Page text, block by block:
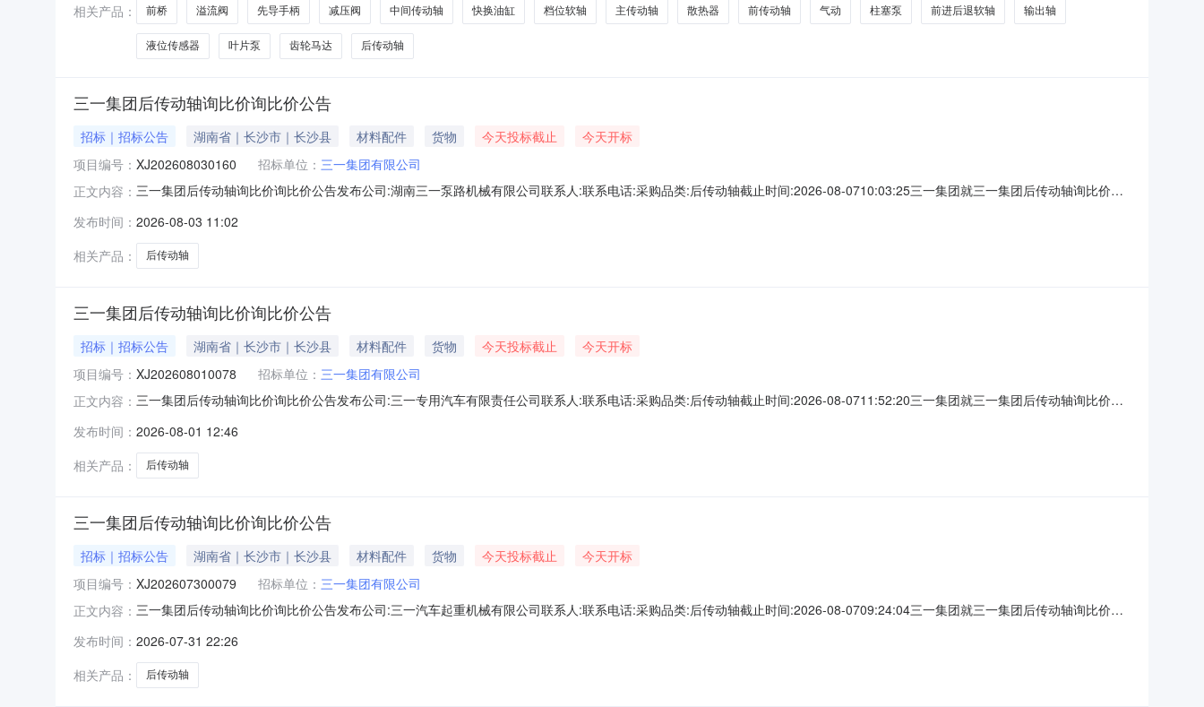
相关产品：
前桥 溢流阀 先导手柄 减压阀 中间传动轴 快换油缸 档位软轴 主传动轴 散热器 前传动轴 气动 柱塞泵 前进后退软轴 输出轴
液位传感器 叶片泵 齿轮马达 后传动轴
三一集团后传动轴询比价询比价公告
招标｜招标公告 湖南省｜长沙市｜长沙县 材料配件 货物 今天投标截止
今天开标
项目编号： XJ202608030160 招标单位： 三一集团有限公司
正文内容： 三一集团后传动轴询比价询比价公告发布公司:湖南三一泵路机械有限公司联系人:联系电话:采购品类:后传动轴截止时间:2026-08-0710:03:25三一集团就三一集团后传动轴询比价在
求：1、投标单位必须对投标的物料技术要求全部进行确认后才能参加。2、投标单位不得给他人借、卖或挂靠资质，如有此种情况，经查证核实后，立即取消其投标资格，并纳入黑
名单。3
发布时间： 2026-08-03 11:02
相关产品：
后传动轴
三一集团后传动轴询比价询比价公告
招标｜招标公告 湖南省｜长沙市｜长沙县 材料配件 货物 今天投标截止
今天开标
项目编号： XJ202608010078 招标单位： 三一集团有限公司
正文内容： 三一集团后传动轴询比价询比价公告发布公司:三一专用汽车有限责任公司联系人:联系电话:采购品类:后传动轴截止时间:2026-08-0711:52:20三一集团就三一集团后传动轴询比价在
求：1、投标单位必须对投标的物料技术要求全部进行确认后才能参加。2、投标单位不得给他人借、卖或挂靠资质，如有此种情况，经查证核实后，立即取消其投标资格，并纳入黑
名单。3
发布时间： 2026-08-01 12:46
相关产品：
后传动轴
三一集团后传动轴询比价询比价公告
招标｜招标公告 湖南省｜长沙市｜长沙县 材料配件 货物 今天投标截止
今天开标
项目编号： XJ202607300079 招标单位： 三一集团有限公司
正文内容： 三一集团后传动轴询比价询比价公告发布公司:三一汽车起重机械有限公司联系人:联系电话:采购品类:后传动轴截止时间:2026-08-0709:24:04三一集团就三一集团后传动轴询比价在
求：1、投标单位必须对投标的物料技术要求全部进行确认后才能参加。2、投标单位不得给他人借、卖或挂靠资质，如有此种情况，经查证核实后，立即取消其投标资格，并纳入黑
名单。3
发布时间： 2026-07-31 22:26
相关产品：
后传动轴